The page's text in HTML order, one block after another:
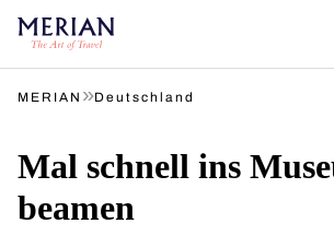
MERIAN »Deutschland
Mal schnell ins
beamen